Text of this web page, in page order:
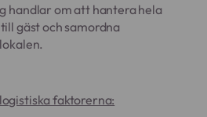
handlar om att hantera hela
gäst och samordna
faktorerna: